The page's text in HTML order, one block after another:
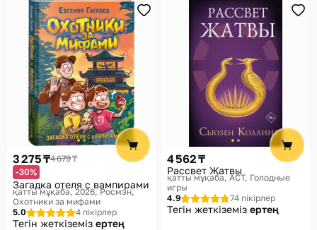
3 275 ₸4 679 ₸
-30%
Загадка отеля с вампирами
қатты мұқаба, 2026 Росмэн,
Охотники за мифами
5.0
4 пікірлер
Тегін жеткіземіз ертең
4 562 ₸
Рассвет Жатвы
қатты мұқаба АСТ, Голодные
игры
4.9
74 пікірлер
Тегін жеткіземіз ертең